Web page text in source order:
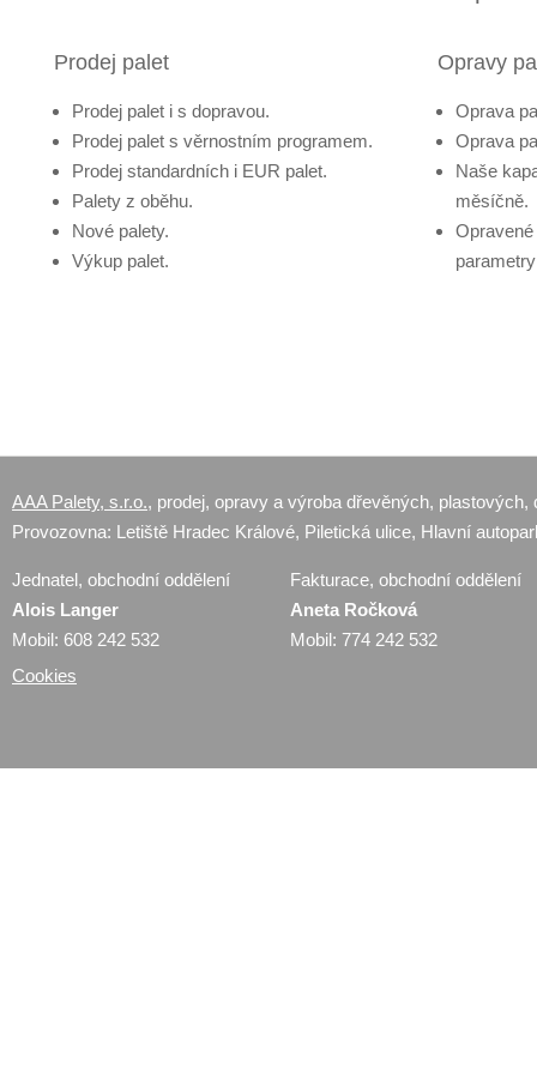
Prodej palet
Prodej palet i s dopravou.
Prodej palet s věrnostním programem.
Prodej standardních i EUR palet.
Palety z oběhu.
Nové palety.
Výkup palet.
Opravy
Oprava
Oprava
Naše
měsíčně.
AAA Palety, s.r.o., prodej, opravy a výroba dřevěných, plastových,
Provozovna: Letiště Hradec Králové, Piletická ulice, Hlavní
Jednatel, obchodní oddělení
Alois Langer
Mobil: 608 242 532
Fakturace, obchodní oddělení
Aneta Ročková
Mobil: 774 242 532
Cookies